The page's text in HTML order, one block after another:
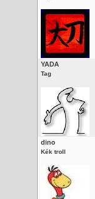
YADA
Tag
dino
Kék troll